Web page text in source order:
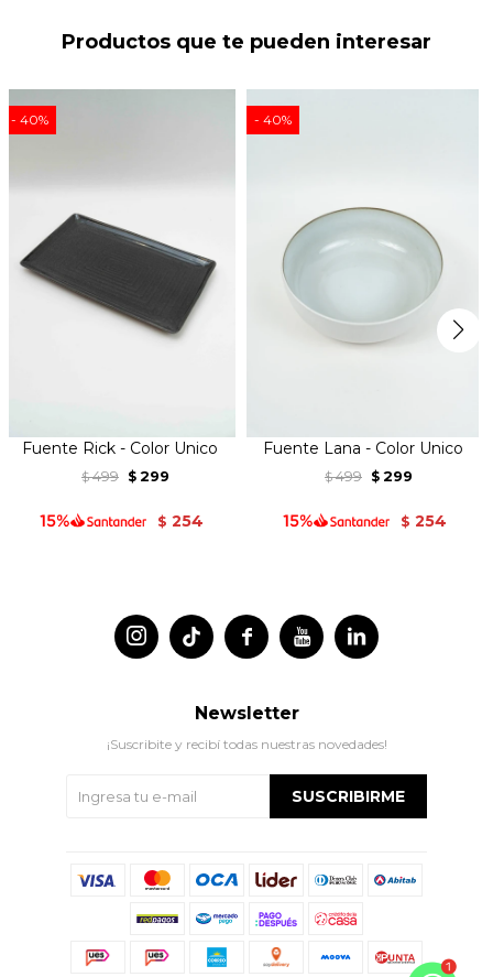
Productos que te pueden interesar
40
Fuente Rick - Color Unico
$ 499 $ 299
$ 254
40
Fuente Lana - Color Unico
$ 499 $ 299
$ 254
 
 
Newsletter
¡Suscribite y recibí todas nuestras novedades!
SUSCRIBIRME